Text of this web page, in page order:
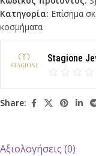
Κατηγορία: Επίσημα
κοσμήματα
Stagione
Share:
Αξιολογήσεις (0)